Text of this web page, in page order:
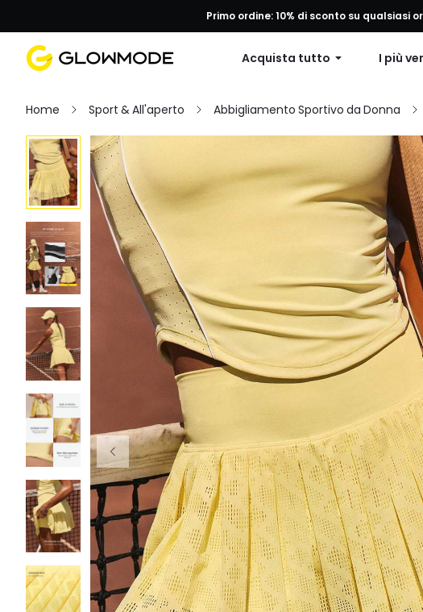
Primo ordine: 10% di sconto su qualsiasi
Acquista tutto I più
Home Sport & All'aperto Abbigliamento Sportivo da Donna